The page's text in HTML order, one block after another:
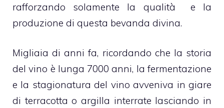
rafforzando solamente la qualità e la
produzione di questa bevanda divina.
Migliaia di anni fa, ricordando che la storia
del vino è lunga 7000 anni, la fermentazione
e la stagionatura del vino avveniva in giare
di terracotta o argilla interrate lasciando in